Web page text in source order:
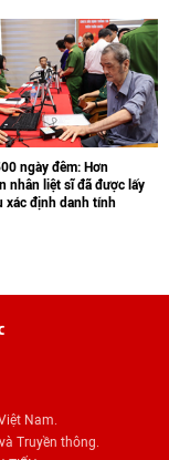
ngày đêm: Hơn
nhân liệt sĩ đã được lấy
xác định danh tính
Nam.
Truyền thông.